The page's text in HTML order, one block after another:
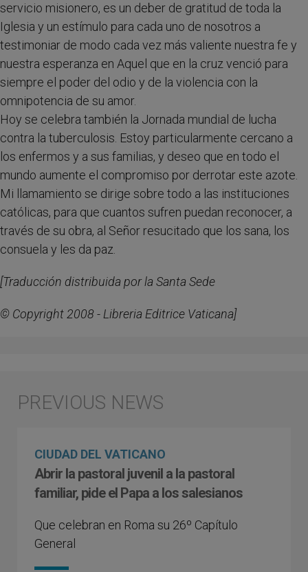
servicio misionero, es un deber de gratitud de toda la
Iglesia y un estímulo para cada uno de nosotros a
testimoniar de modo cada vez más valiente nuestra fe y
nuestra esperanza en Aquel que en la cruz venció para
siempre el poder del odio y de la violencia con la
omnipotencia de su amor.
Hoy se celebra también la Jornada mundial de lucha
contra la tuberculosis. Estoy particularmente cercano a
los enfermos y a sus familias, y deseo que en todo el
mundo aumente el compromiso por derrotar este azote.
Mi llamamiento se dirige sobre todo a las instituciones
católicas, para que cuantos sufren puedan reconocer, a
través de su obra, al Señor resucitado que los sana, los
consuela y les da paz.
[Traducción distribuida por la Santa Sede
© Copyright 2008 - Libreria Editrice Vaticana]
CIUDAD DEL VATICANO
Abrir la pastoral juvenil a la pastoral
familiar, pide el Papa a los salesianos
Que celebran en Roma su 26º Capítulo
General